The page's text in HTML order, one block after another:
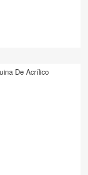
De Acrílico